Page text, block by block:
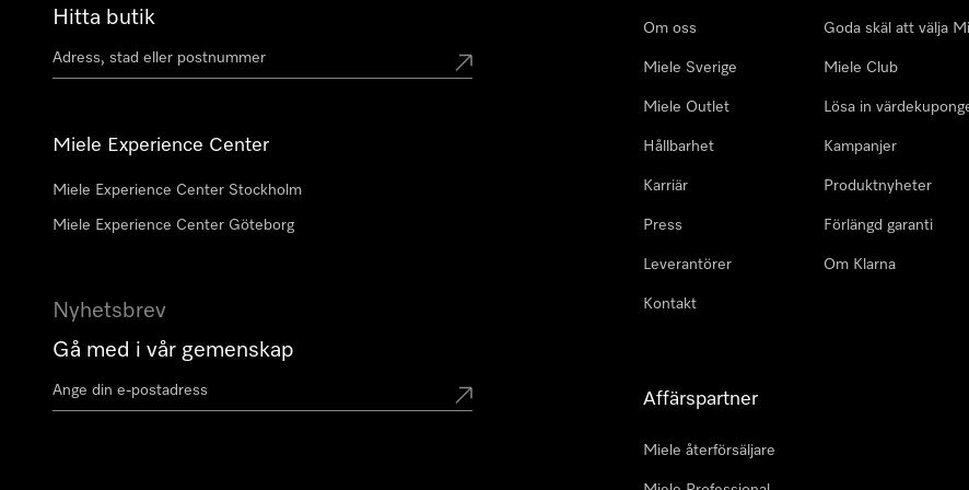
Hitta butik
Miele Experience Center
Miele Experience Center Stockholm
Miele Experience Center Göteborg
Nyhetsbrev
Gå med i vår gemenskap
Om oss
Miele Sverige
Miele Outlet
Hållbarhet
Karriär
Press
Leverantörer
Kontakt
Goda skäl att välja
Miele Club
Lösa in
Kampanjer
Produktnyheter
Förlängd garanti
Om Klarna
Affärspartner
Miele återförsäljare